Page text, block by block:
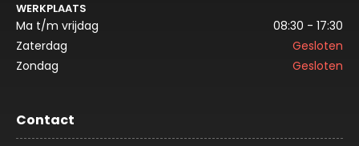
WERKPLAATS
Ma t/m vrijdag
08:30 - 17:30
Zaterdag
Gesloten
Zondag
Gesloten
Contact